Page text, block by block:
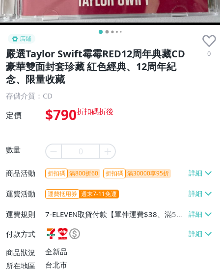
店鋪
嚴選Taylor Swift霉霉RED12周年典藏CD
豪華雙面封套珍藏 紅色經典、12周年紀
念、限量收藏
0
存儲介質：CD
定價 $790
數量
商品活動 折扣碼 滿800折60 折扣碼 滿30000享95折
運費活動 運費抵用券 週末7-11免運
運費規則
7-ELEVEN取貨付款【單件運費$38、滿5件
或消費滿$1298免運費】、7-ELEVEN取貨
不付款【免運費】、萊爾富取貨付款【單件
運費$60、滿5件或消費滿$1298免運
費】、宅配/貨運【單件運費$120、滿5件
付款方式
商品狀況
全新品
所在地區
台北市